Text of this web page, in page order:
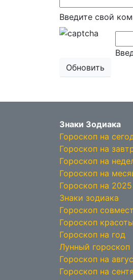
Введите свой
Обновить
Знаки Зодиака
Гороскоп на
Гороскоп на
Гороскоп на
Гороскоп на
Гороскоп на
Знаки зодиака
Гороскоп
Гороскоп красоты
Гороскоп на год
Лунный гороскоп
Гороскоп на
Гороскоп на